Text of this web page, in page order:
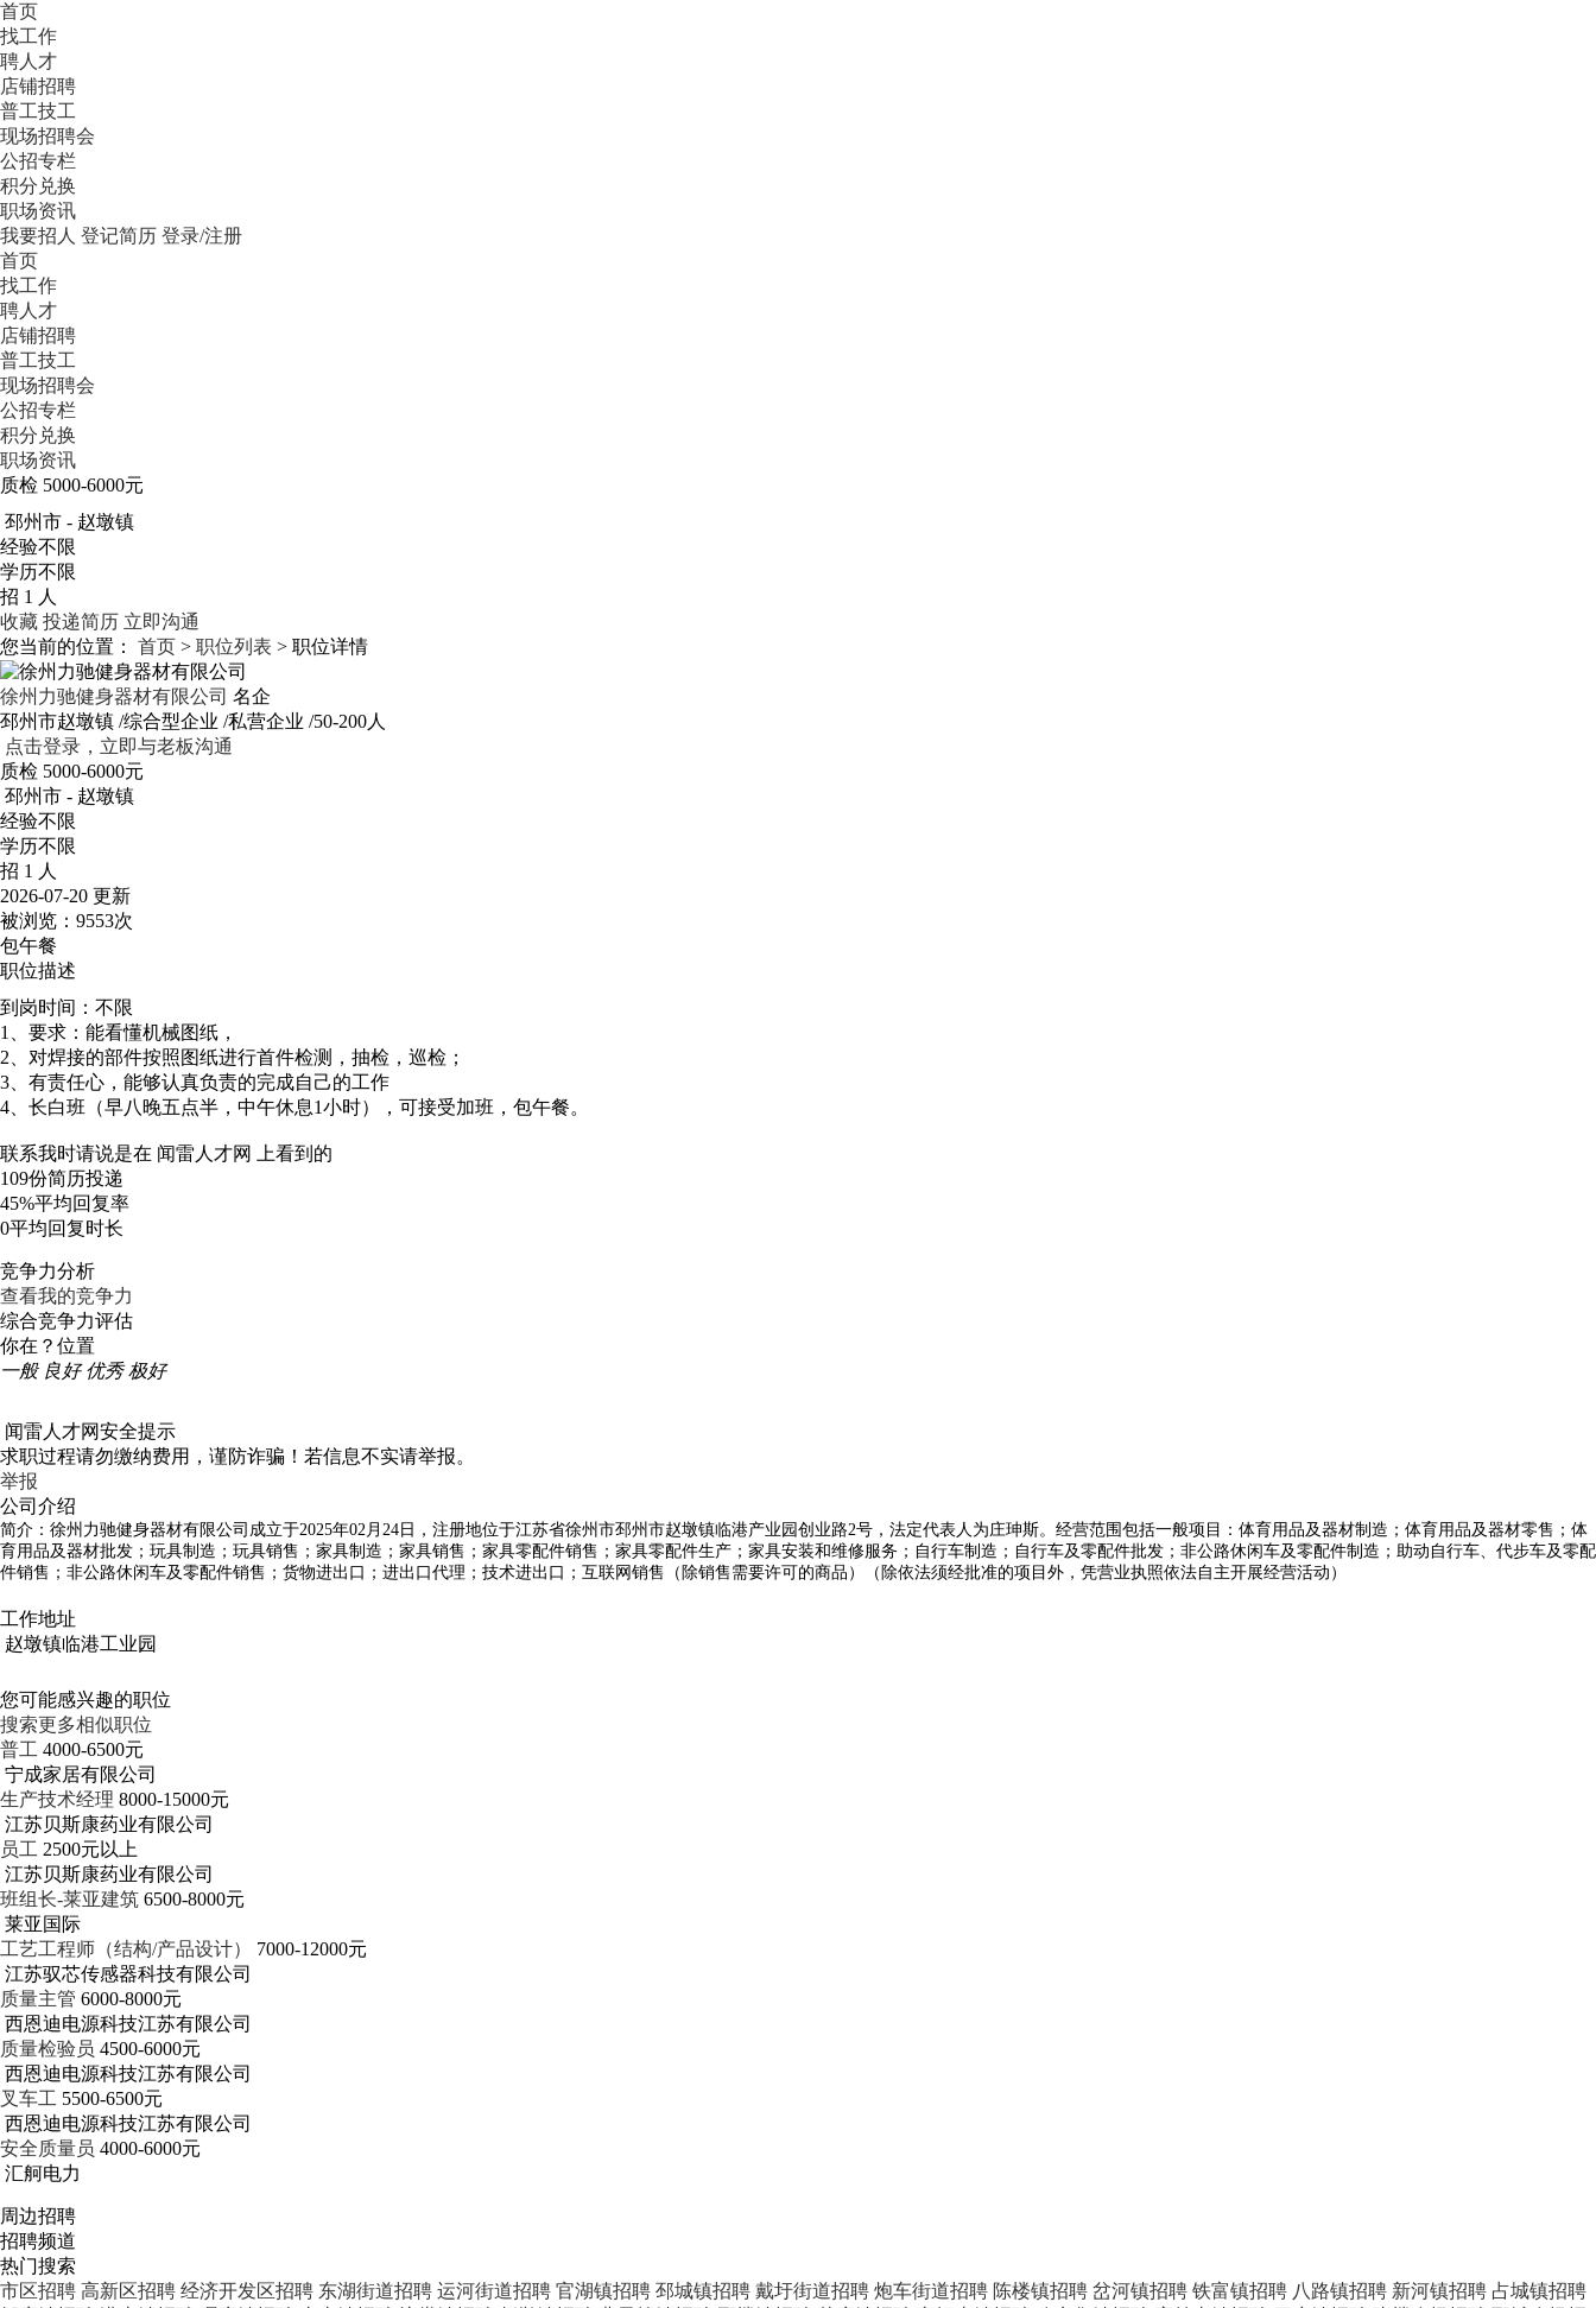
首页
找工作
聘人才
店铺招聘
普工技工
现场招聘会
公招专栏
积分兑换
职场资讯
我要招人 登记简历 登录/注册
首页
找工作
聘人才
店铺招聘
普工技工
现场招聘会
公招专栏
积分兑换
职场资讯
质检 5000-6000元
邳州市 - 赵墩镇
经验不限
学历不限
招 1 人
收藏 投递简历 立即沟通
您当前的位置： 首页 > 职位列表 > 职位详情
徐州力驰健身器材有限公司 名企
邳州市赵墩镇 /综合型企业 /私营企业 /50-200人
点击登录，立即与老板沟通
质检 5000-6000元
邳州市 - 赵墩镇
经验不限
学历不限
招 1 人
2026-07-20 更新
被浏览： 9553次
包午餐
职位描述
到岗时间：不限
1、要求：能看懂机械图纸，
2、对焊接的部件按照图纸进行首件检测，抽检，巡检；
3、有责任心，能够认真负责的完成自己的工作
4、长白班（早八晚五点半，中午休息1小时），可接受加班，包午餐。
联系我时请说是在 闻雷人才网
上看到的
109份简历投递
45%平均回复率
0平均回复时长
竞争力分析
查看我的竞争力
综合竞争力评估
你在？位置
一般 良好 优秀 极好
闻雷人才网安全提示
求职过程请勿缴纳费用，谨防诈骗！若信息不实请举报。
举报
公司介绍
简介：徐州力驰健身器材有限公司成立于2025年02月24日，注册地位于江苏省徐州市邳州市赵墩镇临港产业园创业路2号，法定代表人为庄珅斯。经营范围包括一般项目：体育用品及器材制造；体育用品及器材零售；体
育用品及器材批发；玩具制造；玩具销售；家具制造；家具销售；家具零配件销售；家具零配件生产；家具安装和维修服务；自行车制造；自行车及零配件批发；非公路休闲车及零配件制造；助动自行车、代步车及零配
件销售；非公路休闲车及零配件销售；货物进出口；进出口代理；技术进出口；互联网销售（除销售需要许可的商品）（除依法须经批准的项目外，凭营业执照依法自主开展经营活动）
工作地址
赵墩镇临港工业园
您可能感兴趣的职位
搜索更多相似职位
普工 4000-6500元
宁成家居有限公司
生产技术经理 8000-15000元
江苏贝斯康药业有限公司
员工 2500元以上
江苏贝斯康药业有限公司
班组长-莱亚建筑 6500-8000元
莱亚国际
工艺工程师（结构/产品设计）
7000-12000元
江苏驭芯传感器科技有限公司
质量主管 6000-8000元
西恩迪电源科技江苏有限公司
质量检验员 4500-6000元
西恩迪电源科技江苏有限公司
叉车工 5500-6500元
西恩迪电源科技江苏有限公司
安全质量员 4000-6000元
汇舸电力
周边招聘
招聘频道
热门搜索
市区招聘 高新区招聘 经济开发区招聘 东湖街道招聘 运河街道招聘 官湖镇招聘 邳城镇招聘 戴圩街道招聘 炮车街道招聘 陈楼镇招聘 岔河镇招聘 铁富镇招聘 八路镇招聘 新河镇招聘 占城镇招聘